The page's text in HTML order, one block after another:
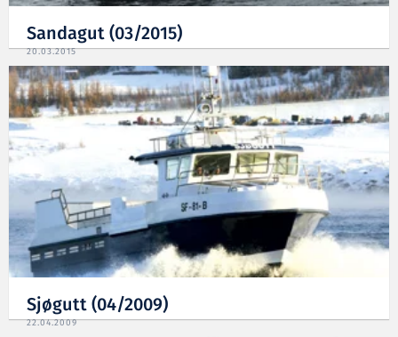
Sandagut (03/2015)
20.03.2015
Sjøgutt (04/2009)
22.04.2009